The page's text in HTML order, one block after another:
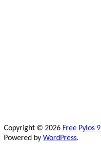
Copyright © 2026 Free Pylos 9
Powered by WordPress.